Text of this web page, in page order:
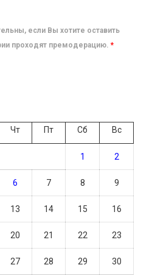
если Вы хотите оставить
проходят премодерацию. *
Чт Пт Сб Вс
1 2
6 7 8 9
13 14 15 16
20 21 22 23
27 28 29 30